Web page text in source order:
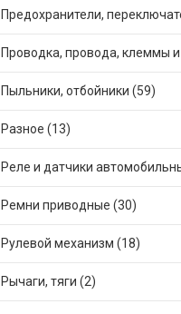
Проводка, провода, клеммы
Пыльники, отбойники (59)
Разное (13)
Реле и датчики
Ремни приводные (30)
Рулевой механизм (18)
Рычаги, тяги (2)